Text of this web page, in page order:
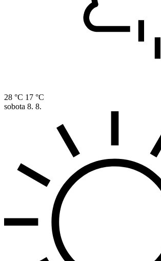
28 °C 17 °C
sobota 8. 8.